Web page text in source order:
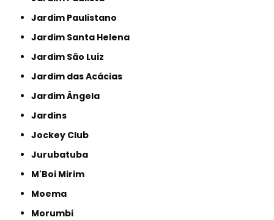
Jardim Paulistano
Jardim Santa Helena
Jardim São Luiz
Jardim das Acácias
Jardim Ângela
Jardins
Jockey Club
Jurubatuba
M'Boi Mirim
Moema
Morumbi